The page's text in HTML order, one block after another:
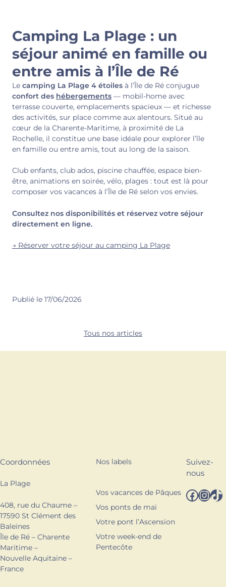
Camping La Plage : un
séjour animé en famille ou
entre amis à l’Île de Ré
Le camping La Plage 4 étoiles à l’Île de Ré conjugue
confort des hébergements — mobil-home avec
terrasse couverte, emplacements spacieux — et richesse
des activités, sur place comme aux alentours. Situé au
cœur de la Charente-Maritime, à proximité de La
Rochelle, il constitue une base idéale pour explorer l’île
en famille ou entre amis, tout au long de la saison.
Club enfants, club ados, piscine chauffée, espace bien-
être, animations en soirée, vélo, plages : tout est là pour
composer vos vacances à l’Île de Ré selon vos envies.
Consultez nos disponibilités et réservez votre séjour
directement en ligne.
→ Réserver votre séjour au camping La Plage
Publié le 17/06/2026
Tous nos articles
Coordonnées
La Plage
408, rue du Chaume –
17590 St Clément des
Baleines
Île de Ré – Charente
Maritime –
Nouvelle Aquitaine –
France
Nos labels
Vos vacances de Pâques
Vos ponts de mai
Votre pont l’Ascension
Votre week-end de
Pentecôte
Suivez-
nous
Facebook InstagramTikTok